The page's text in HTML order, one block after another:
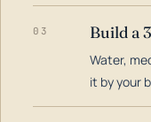
03 Build a
Water,
it by your